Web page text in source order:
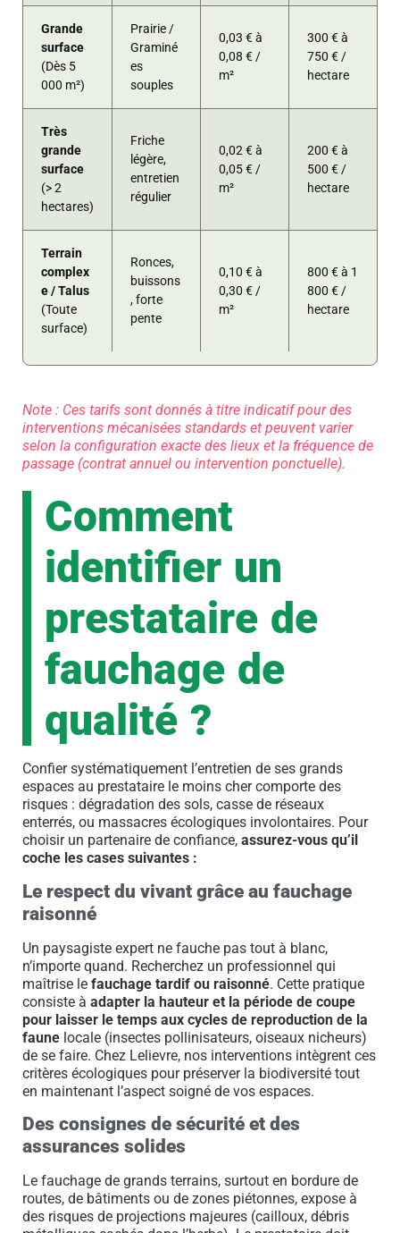
Grande
surface
(Dès 5
000 m²)
Prairie /
Graminé
es
souples
0,03 € à
0,08 € /
m²
300 € à
750 € /
hectare
Très
grande
surface
(> 2
hectares)
Friche
légère,
entretien
régulier
0,02 € à
0,05 € /
m²
200 € à
500 € /
hectare
Terrain
complex
e / Talus
(Toute
surface)
Ronces,
buissons
, forte
pente
0,10 € à
0,30 € /
m²
800 € à 1
800 € /
hectare
Note : Ces tarifs sont donnés à titre indicatif pour des
interventions mécanisées standards et peuvent varier
selon la configuration exacte des lieux et la fréquence de
passage (contrat annuel ou intervention ponctuelle).
Comment
identifier un
prestataire de
fauchage de
qualité ?
Confier systématiquement l’entretien de ses grands
espaces au prestataire le moins cher comporte des
risques : dégradation des sols, casse de réseaux
enterrés, ou massacres écologiques involontaires. Pour
choisir un partenaire de confiance, assurez-vous qu’il
coche les cases suivantes :
Le respect du vivant grâce au fauchage
raisonné
Un paysagiste expert ne fauche pas tout à blanc,
n’importe quand. Recherchez un professionnel qui
maîtrise le fauchage tardif ou raisonné. Cette pratique
consiste à adapter la hauteur et la période de coupe
pour laisser le temps aux cycles de reproduction de la
faune locale (insectes pollinisateurs, oiseaux nicheurs)
de se faire. Chez Lelievre, nos interventions intègrent ces
critères écologiques pour préserver la biodiversité tout
en maintenant l’aspect soigné de vos espaces.
Des consignes de sécurité et des
assurances solides
Le fauchage de grands terrains, surtout en bordure de
routes, de bâtiments ou de zones piétonnes, expose à
des risques de projections majeures (cailloux, débris